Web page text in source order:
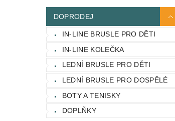
DOPRODEJ
IN-LINE BRUSLE PRO DĚTI
IN-LINE KOLEČKA
LEDNÍ BRUSLE PRO DĚTI
LEDNÍ BRUSLE PRO DOSPĚLÉ
BOTY A TENISKY
DOPLŇKY